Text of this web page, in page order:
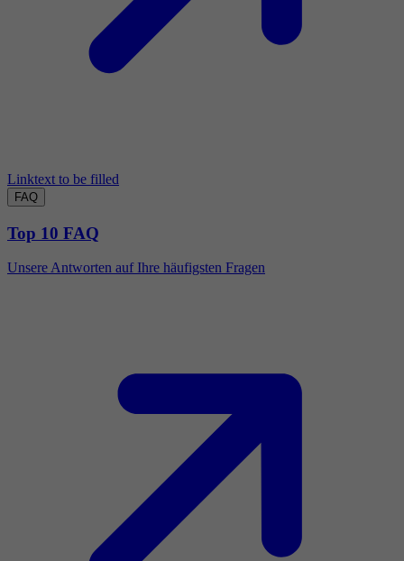
Linktext to be filled
FAQ
Top 10 FAQ
Unsere Antworten auf Ihre häufigsten Fragen